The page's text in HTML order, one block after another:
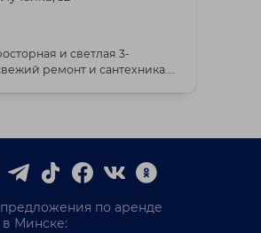
и светлая 3-
ремонт и сантехника.
по аренде
в Минске: